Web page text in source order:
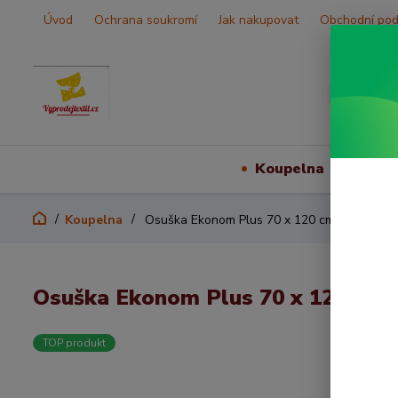
Úvod Ochrana soukromí Jak nakupovat Obchodní
Koupelna
Koupelna Osuška Ekonom Plus 70 x 120 cm t.žlutá
Osuška Ekonom Plus 70 x 120 cm
TOP produkt